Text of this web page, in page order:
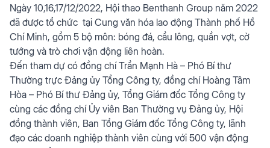
Ngày 10,16,17/12/2022, Hội thao Benthanh Group năm 2022
đã được tổ chức tại Cung văn hóa lao động Thành phố Hồ
Chí Minh, gồm 5 bộ môn: bóng đá, cầu lông, quần vợt, cờ
tướng và trò chơi vận động liên hoàn.
Đến tham dự có đồng chí Trần Mạnh Hà – Phó Bí thư
Thường trực Đảng ủy Tổng Công ty, đồng chí Hoàng Tâm
Hòa – Phó Bí thư Đảng ủy, Tổng Giám đốc Tổng Công ty
cùng các đồng chí Ủy viên Ban Thường vụ Đảng ủy, Hội
đồng thành viên, Ban Tổng Giám đốc Tổng Công ty, lãnh
đạo các doanh nghiệp thành viên cùng với 500 vận động